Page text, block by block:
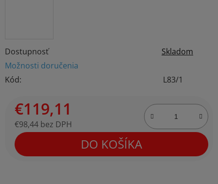
Dostupnosť
Skladom
Možnosti doručenia
Kód:
L83/1
€119,11
€98,44 bez DPH
Jednotková cena:
DO KOŠÍKA